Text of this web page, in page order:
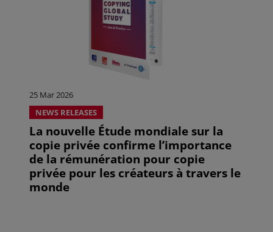
25 Mar 2026
NEWS RELEASES
La nouvelle Étude mondiale sur la
copie privée confirme l’importance
de la rémunération pour copie
privée pour les créateurs à travers le
monde